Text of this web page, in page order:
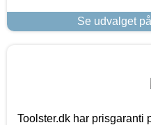
Se udvalget
Toolster.dk har